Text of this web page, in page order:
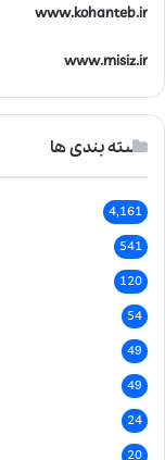
www.kohanteb.ir
www.misiz.ir
دسته بندی ها
4,161
541
120
54
49
49
24
20